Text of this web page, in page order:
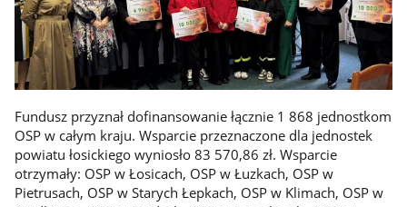
Fundusz przyznał dofinansowanie łącznie 1 868 jednostkom
OSP w całym kraju. Wsparcie przeznaczone dla jednostek
powiatu łosickiego wyniosło 83 570,86 zł. Wsparcie
otrzymały: OSP w Łosicach, OSP w Łuzkach, OSP w
Pietrusach, OSP w Starych Łepkach, OSP w Klimach, OSP w